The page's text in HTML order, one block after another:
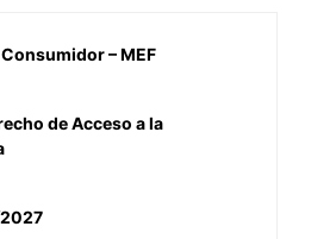
– MEF
de Acceso a la